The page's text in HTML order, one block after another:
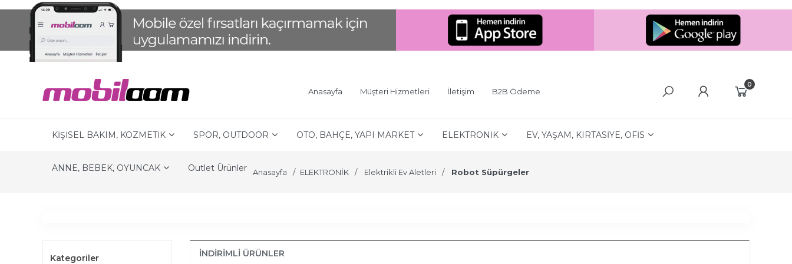
Anasayfa Müşteri Hizmetleri İletişim B2B Ödeme
0
KİŞİSEL BAKIM, KOZMETİK SPOR, OUTDOOR OTO, BAHÇE, YAPI MARKET ELEKTRONİK EV, YAŞAM, KIRTASİYE, OFİS
ANNE, BEBEK, OYUNCAK Outlet Ürünler Anasayfa ELEKTRONİK Elektrikli Ev Aletleri Robot Süpürgeler
Kategoriler İNDIRIMLI ÜRÜNLER